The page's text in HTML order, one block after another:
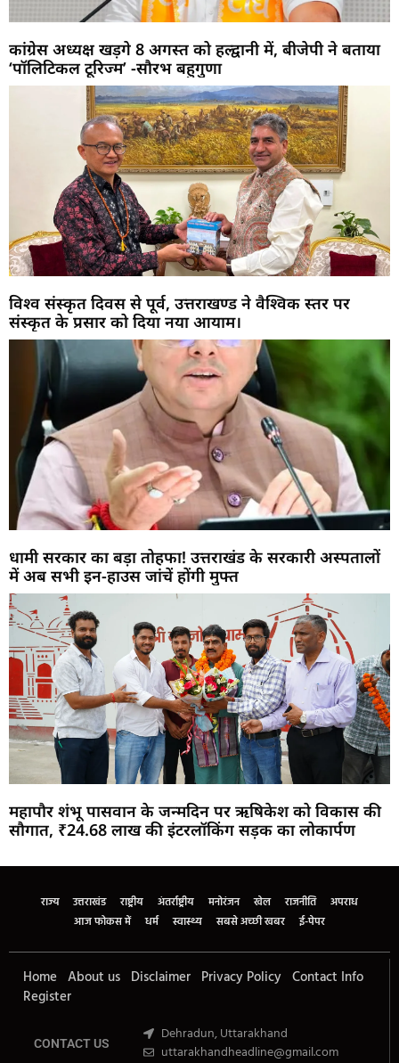
कांग्रेस अध्यक्ष खड़गे 8 अगस्त को हल्द्वानी में, बीजेपी ने बताया
‘पॉलिटिकल टूरिज्म’ -सौरभ बहुगुणा
विश्व संस्कृत दिवस से पूर्व, उत्तराखण्ड ने वैश्विक स्तर पर
संस्कृत के प्रसार को दिया नया आयाम।
धामी सरकार का बड़ा तोहफा! उत्तराखंड के सरकारी अस्पतालों
में अब सभी इन-हाउस जांचें होंगी मुफ्त
महापौर शंभू पासवान के जन्मदिन पर ऋषिकेश को विकास की
सौगात, ₹24.68 लाख की इंटरलॉकिंग सड़क का लोकार्पण
राज्य उत्तराखंड राष्ट्रीय अंतर्राष्ट्रीय मनोरंजन खेल राजनीति
अपराध
आज फोकस में
धर्म स्वास्थ्य सबसे अच्छी खबर ई-पेपर
Home About us Disclaimer Privacy Policy Contact Info
Register
CONTACT US
Dehradun, Uttarakhand
uttarakhandheadline@gmail.com